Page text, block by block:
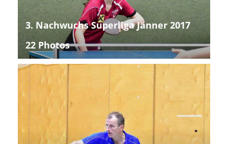
3. Nachwuchs Superliga Jänner 2017
22 Photos